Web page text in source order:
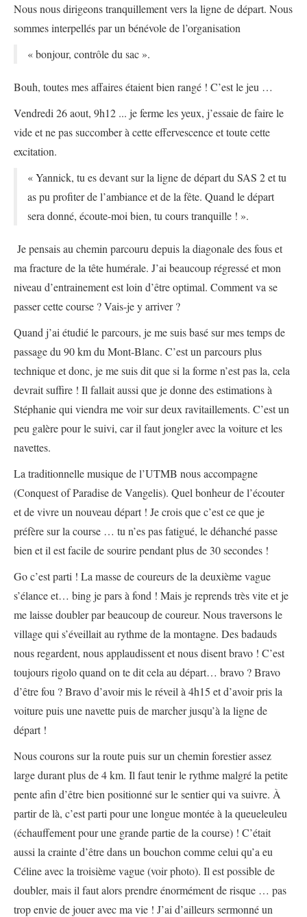
Nous nous dirigeons tranquillement vers la ligne de départ. Nous
sommes interpellés par un bénévole de l’organisation
« bonjour, contrôle du sac ».
Bouh, toutes mes affaires étaient bien rangé ! C’est le jeu …
Vendredi 26 aout, 9h12 ... je ferme les yeux, j’essaie de faire le
vide et ne pas succomber à cette effervescence et toute cette
excitation.
« Yannick, tu es devant sur la ligne de départ du SAS 2 et tu
as pu profiter de l’ambiance et de la fête. Quand le départ
sera donné, écoute-moi bien, tu cours tranquille ! ».
Je pensais au chemin parcouru depuis la diagonale des fous et
ma fracture de la tête humérale. J’ai beaucoup régressé et mon
niveau d’entrainement est loin d’être optimal. Comment va se
passer cette course ? Vais-je y arriver ?
Quand j’ai étudié le parcours, je me suis basé sur mes temps de
passage du 90 km du Mont-Blanc. C’est un parcours plus
technique et donc, je me suis dit que si la forme n’est pas la, cela
devrait suffire ! Il fallait aussi que je donne des estimations à
Stéphanie qui viendra me voir sur deux ravitaillements. C’est un
peu galère pour le suivi, car il faut jongler avec la voiture et les
navettes.
La traditionnelle musique de l’UTMB nous accompagne
(Conquest of Paradise de Vangelis). Quel bonheur de l’écouter
et de vivre un nouveau départ ! Je crois que c’est ce que je
préfère sur la course … tu n’es pas fatigué, le déhanché passe
bien et il est facile de sourire pendant plus de 30 secondes !
Go c’est parti ! La masse de coureurs de la deuxième vague
s’élance et… bing je pars à fond ! Mais je reprends très vite et je
me laisse doubler par beaucoup de coureur. Nous traversons le
village qui s’éveillait au rythme de la montagne. Des badauds
nous regardent, nous applaudissent et nous disent bravo ! C’est
toujours rigolo quand on te dit cela au départ… bravo ? Bravo
d’être fou ? Bravo d’avoir mis le réveil à 4h15 et d’avoir pris la
voiture puis une navette puis de marcher jusqu’à la ligne de
départ !
Nous courons sur la route puis sur un chemin forestier assez
large durant plus de 4 km. Il faut tenir le rythme malgré la petite
pente afin d’être bien positionné sur le sentier qui va suivre. À
partir de là, c’est parti pour une longue montée à la queueleuleu
(échauffement pour une grande partie de la course) ! C’était
aussi la crainte d’être dans un bouchon comme celui qu’a eu
Céline avec la troisième vague (voir photo). Il est possible de
doubler, mais il faut alors prendre énormément de risque … pas
trop envie de jouer avec ma vie ! J’ai d’ailleurs sermonné un